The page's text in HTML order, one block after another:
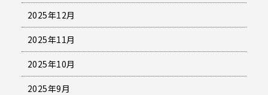
2025年12月
2025年11月
2025年10月
2025年9月